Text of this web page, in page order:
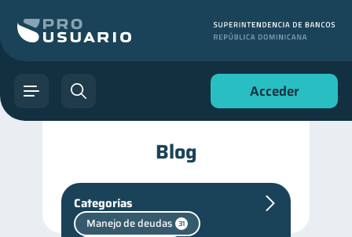
Acceder
Blog
Categorías
Manejo de deudas 31